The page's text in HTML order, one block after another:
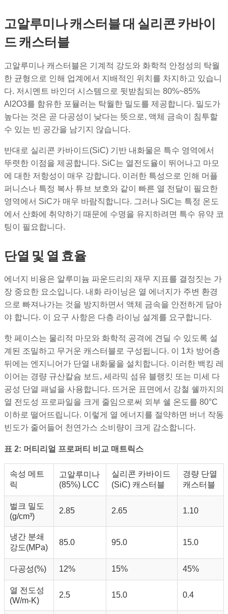
고알루미나 캐스터블 대 실리콘 카바이
드 캐스터블
고알루미나 캐스터블은 기계적 강도와 화학적 안정성의 탁월
한 균형으로 인해 업계에서 지배적인 위치를 차지하고 있습니
다. 저시멘트 바인더 시스템으로 뒷받침되는 80%~85%
Al2O3를 함유한 포뮬러는 탁월한 밀도를 제공합니다. 밀도가
높다는 것은 곧 다공성이 낮다는 뜻으로, 액체 금속이 침투할
수 있는 빈 공간을 남기지 않습니다.
반대로 실리콘 카바이드(SiC) 기반 내화물은 특수 영역에서
뚜렷한 이점을 제공합니다. SiC는 열전도율이 뛰어나고 마모
에 대한 저항성이 매우 강합니다. 이러한 특성으로 인해 머플
퍼니스나 특정 복사 튜브 보호와 같이 빠른 열 전달이 필요한
영역에서 SiC가 매우 바람직합니다. 그러나 SiC는 특정 온도
에서 산화에 취약하기 때문에 수명을 유지하려면 특수 유약 코
팅이 필요합니다.
단열 및 열 효율
에너지 비용은 알루미늄 파운드리의 재무 지표를 결정짓는 가
장 중요한 요소입니다. 내화 라이닝은 열 에너지가 주변 환경
으로 빠져나가는 것을 방지하면서 액체 금속을 안전하게 담아
야 합니다. 이 요구 사항은 다층 라이닝 설계를 요구합니다.
핫 페이스는 물리적 마모와 화학적 공격에 견딜 수 있도록 설
계된 조밀하고 무거운 캐스터블로 구성됩니다. 이 1차 방어층
뒤에는 엔지니어가 단열 내화물을 설치합니다. 이러한 백킹 레
이어는 경량 규산칼슘 보드, 세라믹 섬유 블랭킷 또는 미세 다
공성 단열 패널을 사용합니다. 뜨거운 표면에서 강철 쉘까지의
열 전도성 프로파일을 크게 줄임으로써 외부 쉘 온도를 80°C
이하로 떨어뜨립니다. 이렇게 열 에너지를 절약하면 버너 작동
빈도가 줄어들어 천연가스 소비량이 크게 감소합니다.
표 2: 머티리얼 프로퍼티 비교 매트릭스
속성 메트
릭
고알루미나
(85%) LCC
실리콘 카바이드
(SiC) 캐스터블
경량 단열
캐스터블
벌크 밀도
(g/cm³)
2.85 2.65 1.10
냉간 분쇄
강도(MPa)
85.0 95.0 15.0
다공성(%) 12% 15% 45%
열 전도성
(W/m-K)
2.5 15.0 0.4